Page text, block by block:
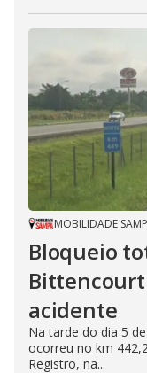
MOBILIDADE
Bloqueio
Bittencourt
acidente
Na tarde do dia 5
ocorreu no km
Registro, na...